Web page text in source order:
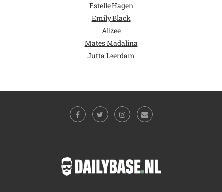
Estelle Hagen
Emily Black
Alizee
Mates Madalina
Jutta Leerdam